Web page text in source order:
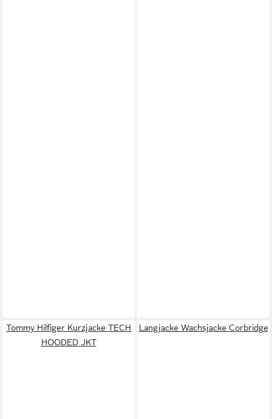
Tommy Hilfiger Kurzjacke TECH
HOODED JKT
Langjacke Wachsjacke Corbridge